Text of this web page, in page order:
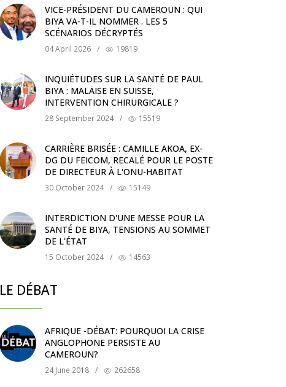
VICE-PRÉSIDENT DU CAMEROUN : QUI
BIYA VA-T-IL NOMMER . LES 5
SCÉNARIOS DÉCRYPTÉS
04 April 2026 / 19819
INQUIÉTUDES SUR LA SANTÉ DE PAUL
BIYA : MALAISE EN SUISSE,
INTERVENTION CHIRURGICALE ?
28 September 2024 / 15519
CARRIÈRE BRISÉE : CAMILLE AKOA, EX-
DG DU FEICOM, RECALÉ POUR LE POSTE
DE DIRECTEUR À L'ONU-HABITAT
30 October 2024 / 15149
INTERDICTION D'UNE MESSE POUR LA
SANTÉ DE BIYA, TENSIONS AU SOMMET
DE L'ÉTAT
15 October 2024 / 14563
LE DÉBAT
AFRIQUE -DÉBAT: POURQUOI LA CRISE
ANGLOPHONE PERSISTE AU
CAMEROUN?
24 June 2018 / 262658